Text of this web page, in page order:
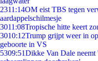
2311:14OM eist TBS tegen
aardappelschilmesje
3011:08Tropische hitte keert
3010:12Trump grijpt weer in
geboorte in VS
5309:51Dikke Van Dale